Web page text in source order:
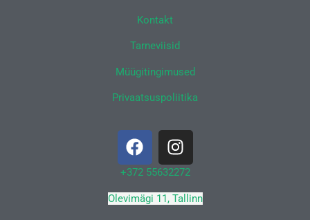
Kontakt
Tarneviisid
Müügitingimused
Privaatsuspoliitika
F
a
c
e
b
I
n
s
t
a
+372 55632272
Olevimägi 11, Tallinn